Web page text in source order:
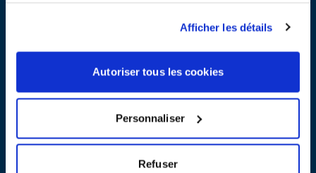
Afficher les détails
Autoriser tous les cookies
Personnaliser
Refuser
, nous remettent ensuite les appareils collectés afin
La fabrication d’appareils électriques neufs est émettrice de
donner son appareil permet d’éviter la production de nouveaux
appareils et de soutenir l'économie sociale et solidaire
le recyclage permet d'éviter l'extraction de matières premières
brutes, leur transformation et leur transport, en utilisant à la place